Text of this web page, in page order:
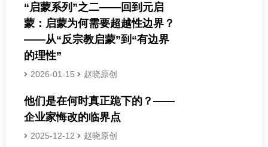
“启蒙系列”之二——回到元启
蒙：启蒙为何需要超越性边界？
——从“反宗教启蒙”到“有边界
的理性”
2026-01-15 赵晓原创
他们是在何时真正跪下的？——
企业家悔改的临界点
2025-12-12 赵晓原创